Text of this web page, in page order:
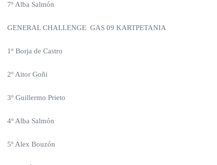
7º Alba Salmón
GENERAL CHALLENGE GAS 09 KARTPETANIA
1º Borja de Castro
2º Aitor Goñi
3º Guillermo Prieto
4º Alba Salmón
5º Alex Bouzón